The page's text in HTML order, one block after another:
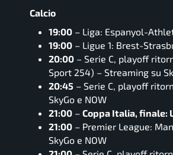
Calcio
19:00 – Liga: Espanyol-
19:00 – Ligue 1: Brest-
20:00 – Serie C, playoff
Sport 254) – Streaming su
20:45 – Serie C, playoff
SkyGo e NOW
21:00 – Coppa Italia, finale:
21:00 – Premier League:
SkyGo e NOW